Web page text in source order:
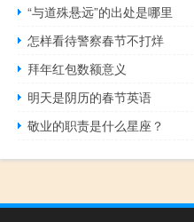
“与道殊悬远”的出处是哪里
怎样看待警察春节不打烊
拜年红包数额意义
明天是阴历的春节英语
敬业的职责是什么星座？